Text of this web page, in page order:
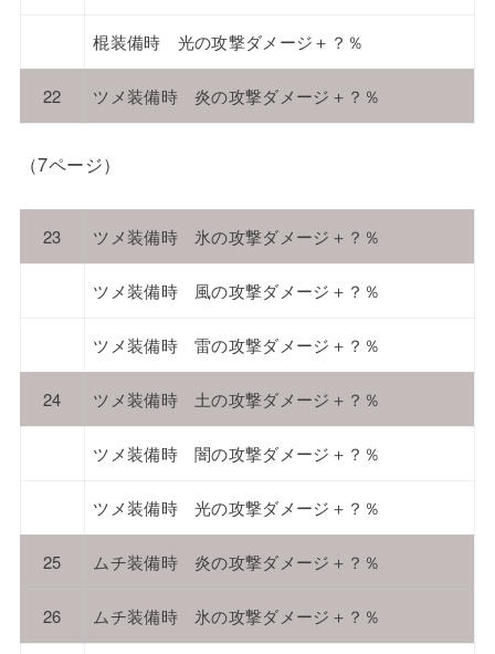
棍装備時 光の攻撃ダメージ＋？％
22 ツメ装備時 炎の攻撃ダメージ＋？％
（7ページ）
23 ツメ装備時 氷の攻撃ダメージ＋？％
ツメ装備時 風の攻撃ダメージ＋？％
ツメ装備時 雷の攻撃ダメージ＋？％
24 ツメ装備時 土の攻撃ダメージ＋？％
ツメ装備時 闇の攻撃ダメージ＋？％
ツメ装備時 光の攻撃ダメージ＋？％
25 ムチ装備時 炎の攻撃ダメージ＋？％
26 ムチ装備時 氷の攻撃ダメージ＋？％